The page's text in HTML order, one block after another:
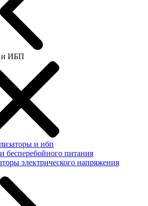
и ИБП
и ибп
бесперебойного питания
электрического напряжения